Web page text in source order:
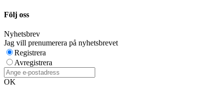
Följ oss
Nyhetsbrev
Jag vill prenumerera på nyhetsbrevet
Registrera
Avregistrera
OK